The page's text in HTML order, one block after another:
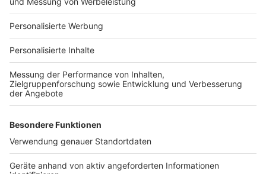
Für Unternehmen
Ihre Baufirma auf bauen.de
Kostenloses Infogespräch